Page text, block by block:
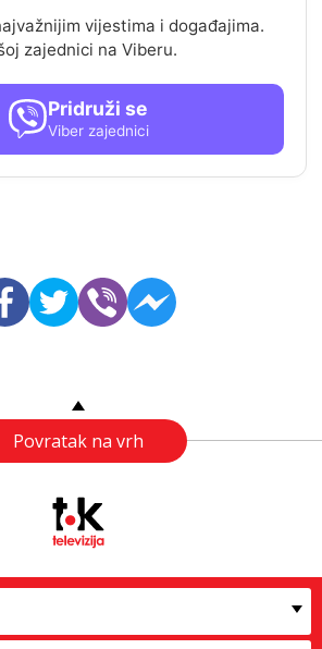
vijestima i događajima.
zajednici na Viberu.
Pridruži se
Viber zajednici
Povratak na vrh